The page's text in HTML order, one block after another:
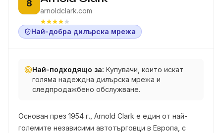
8
arnoldclark.com
Най-добра дилърска мрежа
Най-подходящо за: Купувачи, които искат
голяма надеждна дилърска мрежа и
следпродажбено обслужване.
Основан през 1954 г., Arnold Clark е един от най-
големите независими автотърговци в Европа, с